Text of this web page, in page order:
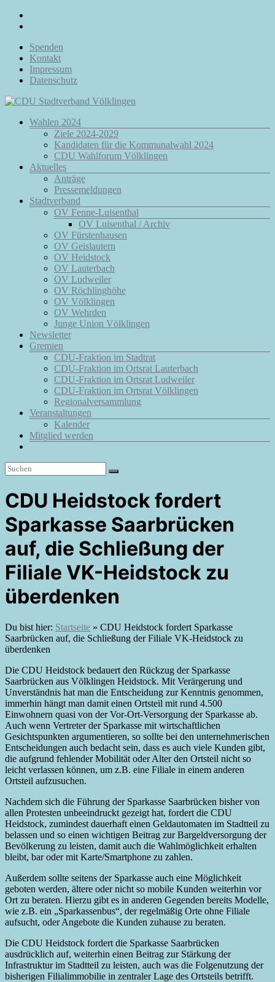
Zum
Inhalt
Spenden
Kontakt
Impressum
Datenschutz
CDU
Stadtverband
Völklingen
Euch.
Menü
Wahlen 2024
Ziele 2024-2029
Kandidaten für die Kommunalwahl 2024
CDU Wahlforum Völklingen
Aktuelles
Anträge
Pressemeldungen
Stadtverband
OV Fenne-Luisenthal
OV Luisenthal / Archiv
OV Fürstenhausen
OV Geislautern
OV Heidstock
OV Lauterbach
OV Ludweiler
OV Röchlinghöhe
OV Völklingen
OV Wehrden
Junge Union Völklingen
Newsletter
Gremien
CDU-Fraktion im Stadtrat
CDU-Fraktion im Ortsrat Lauterbach
CDU-Fraktion im Ortsrat Ludweiler
CDU-Fraktion im Ortsrat Völklingen
Regionalversammlung
Veranstaltungen
Kalender
Mitglied werden
CDU Heidstock fordert
Sparkasse Saarbrücken
auf, die Schließung der
Filiale VK-Heidstock zu
überdenken
Du bist hier: Startseite » CDU Heidstock fordert Sparkasse
Saarbrücken auf, die Schließung der Filiale VK-Heidstock zu
überdenken
Die CDU Heidstock bedauert den Rückzug der Sparkasse
Saarbrücken aus Völklingen Heidstock. Mit Verärgerung und
Unverständnis hat man die Entscheidung zur Kenntnis genommen,
immerhin hängt man damit einen Ortsteil mit rund 4.500
Einwohnern quasi von der Vor-Ort-Versorgung der Sparkasse ab.
Auch wenn Vertreter der Sparkasse mit wirtschaftlichen
Gesichtspunkten argumentieren, so sollte bei den unternehmerischen
Entscheidungen auch bedacht sein, dass es auch viele Kunden gibt,
die aufgrund fehlender Mobilität oder Alter den Ortsteil nicht so
leicht verlassen können, um z.B. eine Filiale in einem anderen
Ortsteil aufzusuchen.
Nachdem sich die Führung der Sparkasse Saarbrücken bisher von
allen Protesten unbeeindruckt gezeigt hat, fordert die CDU
Heidstock, zumindest dauerhaft einen Geldautomaten im Stadtteil zu
belassen und so einen wichtigen Beitrag zur Bargeldversorgung der
Bevölkerung zu leisten, damit auch die Wahlmöglichkeit erhalten
bleibt, bar oder mit Karte/Smartphone zu zahlen.
Außerdem sollte seitens der Sparkasse auch eine Möglichkeit
geboten werden, ältere oder nicht so mobile Kunden weiterhin vor
Ort zu beraten. Hierzu gibt es in anderen Gegenden bereits Modelle,
wie z.B. ein „Sparkassenbus“, der regelmäßig Orte ohne Filiale
aufsucht, oder Angebote die Kunden zuhause zu beraten.
Die CDU Heidstock fordert die Sparkasse Saarbrücken
ausdrücklich auf, weiterhin einen Beitrag zur Stärkung der
Infrastruktur im Stadtteil zu leisten, auch was die Folgenutzung der
bisherigen Filialimmobilie in zentraler Lage des Ortsteils betrifft.